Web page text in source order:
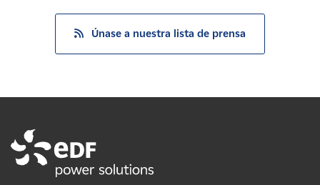
Únase a nuestra lista de prensa